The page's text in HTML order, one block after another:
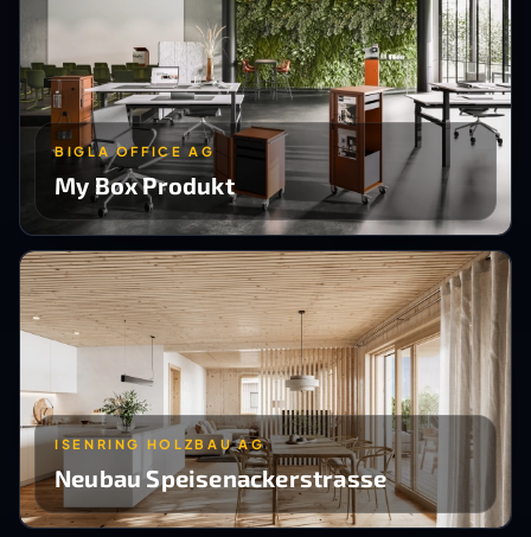
BIGLA OFFICE AG
My Box Produkt
ISENRING HOLZBAU AG
Neubau Speisenackerstrasse